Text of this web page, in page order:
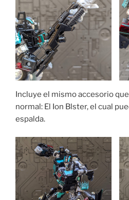
Incluye el mismo accesorio
normal: El Ion Blster, el cual
espalda.